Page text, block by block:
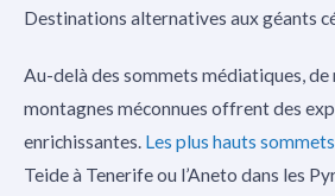
Destinations alternatives aux géants
Au-delà des sommets médiatiques, de
montagnes méconnues offrent des
enrichissantes. Les plus hauts
Teide à Tenerife ou l’Aneto dans les